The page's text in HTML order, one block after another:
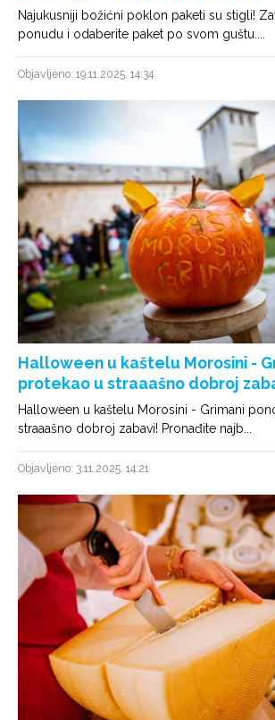
Najukusniji božićni poklon paketi su stigli!
ponudu i odaberite paket po svom guštu....
Objavljeno: 19.11.2025. 14:34
Halloween u kaštelu Morosini -
protekao u straaašno dobroj
Halloween u kaštelu Morosini - Grimani
straaašno dobroj zabavi! Pronađite najb...
Objavljeno: 3.11.2025. 14:21